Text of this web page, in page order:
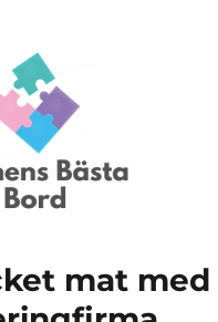
mat med